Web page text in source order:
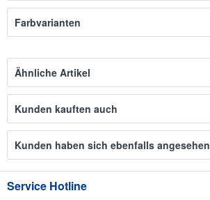
Farbvarianten
Ähnliche Artikel
Kunden kauften auch
Kunden haben sich ebenfalls angesehen
Service Hotline